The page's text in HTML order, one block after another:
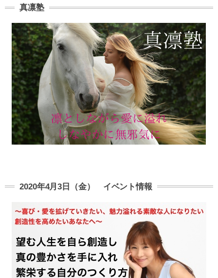
真凛塾
2020年4月3日（金） イベント情報